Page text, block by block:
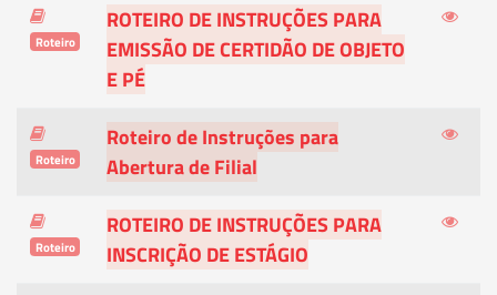
Roteiro
ROTEIRO DE INSTRUÇÕES PARA
EMISSÃO DE CERTIDÃO DE OBJETO
E PÉ
Roteiro
Roteiro de Instruções para
Abertura de Filial
Roteiro
ROTEIRO DE INSTRUÇÕES PARA
INSCRIÇÃO DE ESTÁGIO